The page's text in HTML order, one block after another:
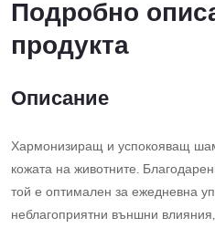
Подробно
продукта
Описание
Хармонизиращ и успокояващ
кожата на животните.
той е оптимален за ежедневна
неблагоприятни външни